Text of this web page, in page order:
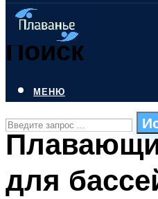
Поиск
ПЛАВАНЬЕ ДЛЯ ДЕТЕЙ
МЕНЮ
для